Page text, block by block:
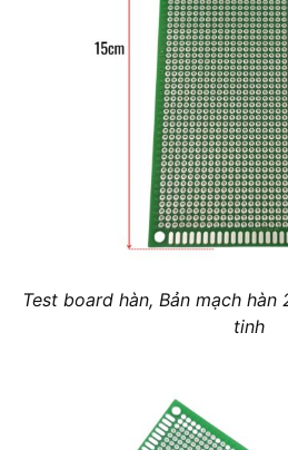
Test board hàn, Bản mạch
tinh